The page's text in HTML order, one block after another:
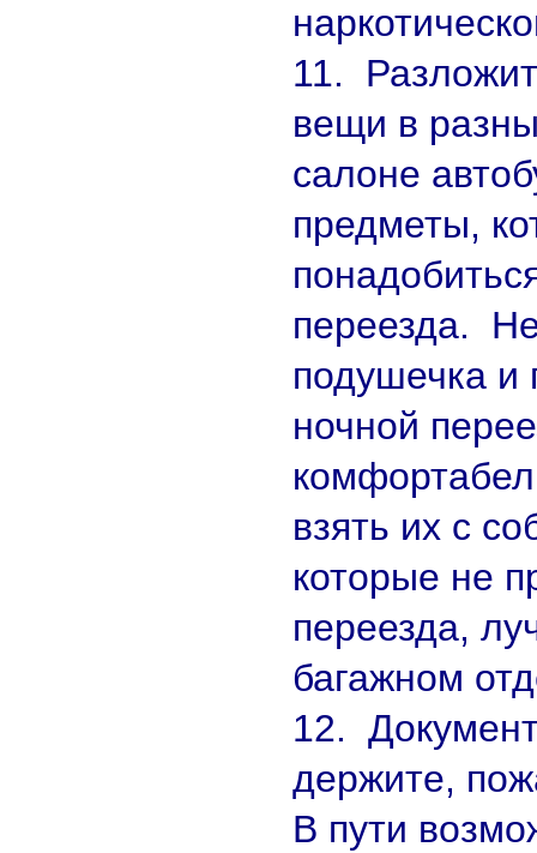
11.
вещи в
салоне
предметы,
переезда.
подушечка и
ночной
взять их с
которые не
переезда,
багажном
12.
держите,
В пути